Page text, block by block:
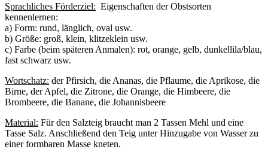
Sprachliches Förderziel: Eigenschaften der Obstsorten
kennenlernen:
a) Form: rund, länglich, oval usw.
b) Größe: groß, klein, klitzeklein usw.
c) Farbe (beim späteren Anmalen): rot, orange, gelb, dunkellila/blau,
fast schwarz usw.
Wortschatz: der Pfirsich, die Ananas, die Pflaume, die Aprikose, die
Birne, der Apfel, die Zitrone, die Orange, die Himbeere, die
Brombeere, die Banane, die Johannisbeere
Material: Für den Salzteig braucht man 2 Tassen Mehl und eine
Tasse Salz. Anschließend den Teig unter Hinzugabe von Wasser zu
einer formbaren Masse kneten.